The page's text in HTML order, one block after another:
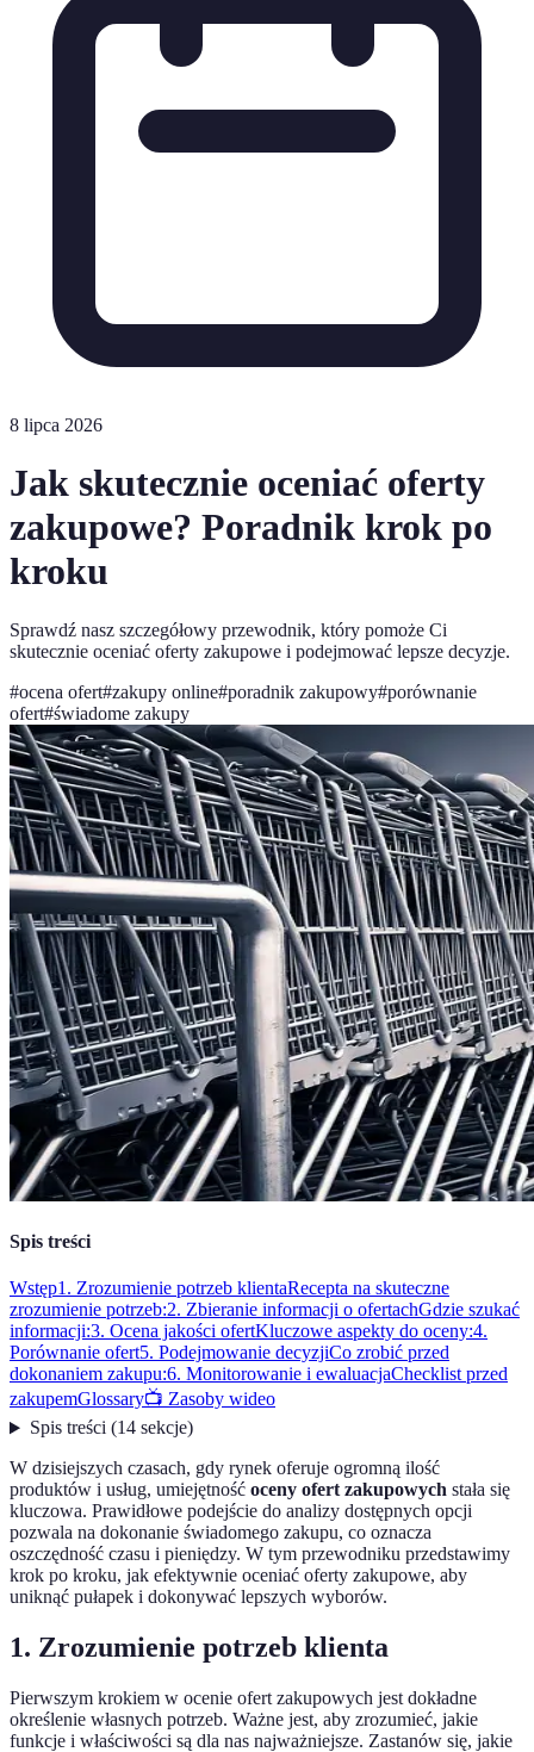
8 lipca 2026
Jak skutecznie oceniać oferty
zakupowe? Poradnik krok po
kroku
Sprawdź nasz szczegółowy przewodnik, który pomoże Ci
skutecznie oceniać oferty zakupowe i podejmować lepsze decyzje.
#ocena ofert#zakupy online#poradnik zakupowy#porównanie
ofert#świadome zakupy
Spis treści
Wstęp1. Zrozumienie potrzeb klientaRecepta na skuteczne
zrozumienie potrzeb:2. Zbieranie informacji o ofertachGdzie szukać
informacji:3. Ocena jakości ofertKluczowe aspekty do oceny:4.
Porównanie ofert5. Podejmowanie decyzjiCo zrobić przed
dokonaniem zakupu:6. Monitorowanie i ewaluacjaChecklist przed
zakupemGlossary📺 Zasoby wideo
Spis treści(14 sekcje)
W dzisiejszych czasach, gdy rynek oferuje ogromną ilość
produktów i usług, umiejętność oceny ofert zakupowych stała się
kluczowa. Prawidłowe podejście do analizy dostępnych opcji
pozwala na dokonanie świadomego zakupu, co oznacza
oszczędność czasu i pieniędzy. W tym przewodniku przedstawimy
krok po kroku, jak efektywnie oceniać oferty zakupowe, aby
uniknąć pułapek i dokonywać lepszych wyborów.
1. Zrozumienie potrzeb klienta
Pierwszym krokiem w ocenie ofert zakupowych jest dokładne
określenie własnych potrzeb. Ważne jest, aby zrozumieć, jakie
funkcje i właściwości są dla nas najważniejsze. Zastanów się, jakie